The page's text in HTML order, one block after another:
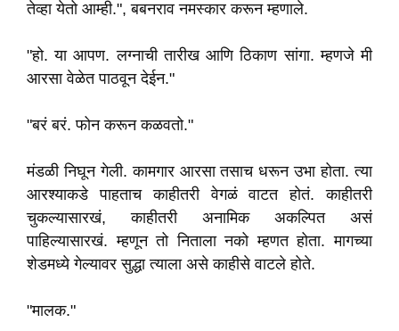
तेव्हा येतो आम्ही.", बबनराव नमस्कार करून म्हणाले.
"हो. या आपण. लग्नाची तारीख आणि ठिकाण सांगा. म्हणजे मी
आरसा वेळेत पाठवून देईन."
"बरं बरं. फोन करून कळवतो."
मंडळी निघून गेली. कामगार आरसा तसाच धरून उभा होता. त्या
आरश्याकडे पाहताच काहीतरी वेगळं वाटत होतं. काहीतरी
चुकल्यासारखं, काहीतरी अनामिक अकल्पित असं
पाहिल्यासारखं. म्हणून तो निताला नको म्हणत होता. मागच्या
शेडमध्ये गेल्यावर सुद्धा त्याला असे काहीसे वाटले होते.
"मालक."